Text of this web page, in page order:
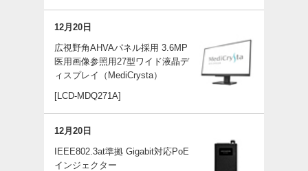
12月20日
広視野角AHVAパネル採用 3.6MP
医用画像参照用27型ワイド液晶デ
ィスプレイ（MediCrysta）
[LCD-MDQ271A]
12月20日
IEEE802.3at準拠 Gigabit対応PoE
インジェクター